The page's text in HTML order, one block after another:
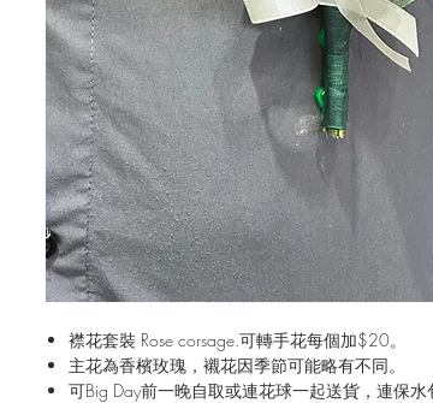
襟花套裝 Rose corsage.可轉手花每個加$20。
主花為香檳玫瑰，襯花因季節可能略有不同。
可Big Day前一晚自取或連花球一起送貨，連保